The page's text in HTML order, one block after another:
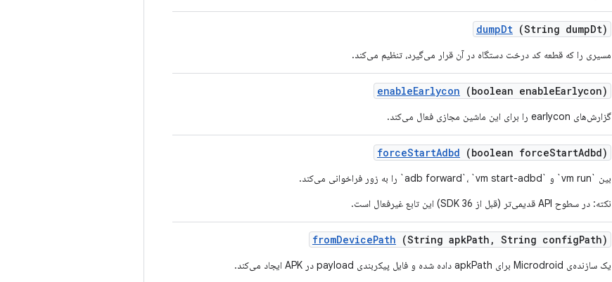
dumpDt (String dumpDt)
مسیری را که قطعه کد درخت دستگاه در آن قرار می‌گیرد، تنظیم می‌کند.
enableEarlycon (boolean enableEarlycon)
گزارش‌های earlycon را برای این ماشین مجازی فعال می‌کند.
forceStartAdbd (boolean forceStartAdbd)
بین `vm run` و `adb forward`، `vm start-adbd` را به زور فراخوانی می‌کند.
نکته: در سطوح API قدیمی‌تر (قبل از SDK 36) این تابع غیرفعال است.
fromDevicePath (String apkPath , String configPath)
یک سازنده‌ی Microdroid برای apkPath داده شده و فایل پیکربندی payload در APK ایجاد می‌کند.